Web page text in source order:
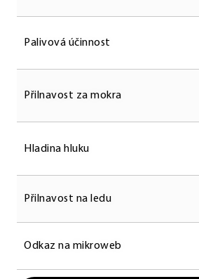
Palivová účinnost
Přilnavost za mokra
Hladina hluku
Přilnavost na ledu
Odkaz na mikroweb